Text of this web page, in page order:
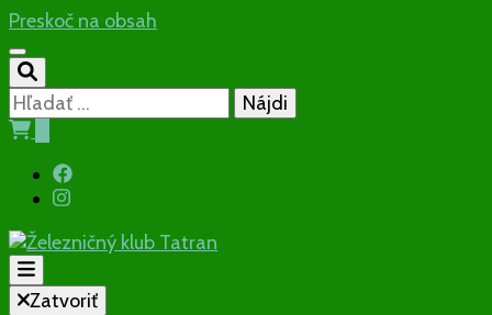
Preskoč na obsah
Hľadať:
Občianske združenie
Zatvoriť